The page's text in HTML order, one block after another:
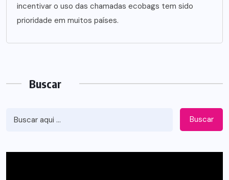
incentivar o uso das chamadas ecobags tem sido
prioridade em muitos países.
Buscar
Buscar